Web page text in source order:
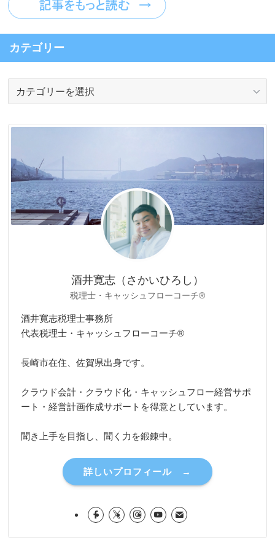
カテゴリー
リ
酒井寛志（さかいひろし）
税理士・キャッシュフローコーチ®
酒井寛志税理士事務所
代表税理士・キャッシュフローコーチ®
長崎市在住、佐賀県出身です。
クラウド会計・クラウド化・キャッシュフロー経営サポ
ート・経営計画作成サポートを得意としています。
聞き上手を目指し、聞く力を鍛錬中。
詳しいプロフィール →